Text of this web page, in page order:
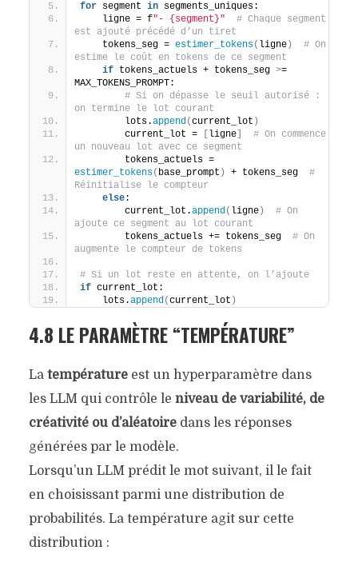
for segment in segments_uniques:
    ligne = f
"- {segment}"
# Chaque segment
est ajouté précédé d’un tiret
    tokens_seg =
estimer_tokens( ligne)
# On
estime le coût en tokens de ce segment
if tokens_actuels + tokens_seg >=
MAX_TOKENS_PROMPT:
# Si on dépasse le seuil autorisé :
on termine le lot courant
        lots.
append(current_lot )
        current_lot =
ligne]
# On commence
un nouveau lot avec ce segment
        tokens_actuels =
estimer_tokens( base_prompt ) + tokens_seg #
Réinitialise le compteur
else:
        current_lot.
append( ligne)
# On
ajoute ce segment au lot courant
        tokens_actuels += tokens_seg
# On
augmente le compteur de tokens
# Si un lot reste en attente, on l’ajoute
if current_lot:
    lots.
append(current_lot )
4.8 LE PARAMÈTRE “TEMPÉRATURE”
La températureest un hyperparamètre dans
les LLM qui contrôle le niveau de variabilité, de
créativité ou d’aléatoiredans les réponses
générées par le modèle.
Lorsqu’un LLM prédit le mot suivant, il le fait
en choisissant parmi une distribution de
probabilités. La température agit sur cette
distribution :